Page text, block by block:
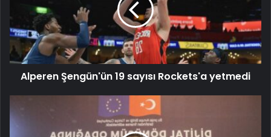
Alperen Şengün'ün 19 sayısı Rockets'a yetmedi